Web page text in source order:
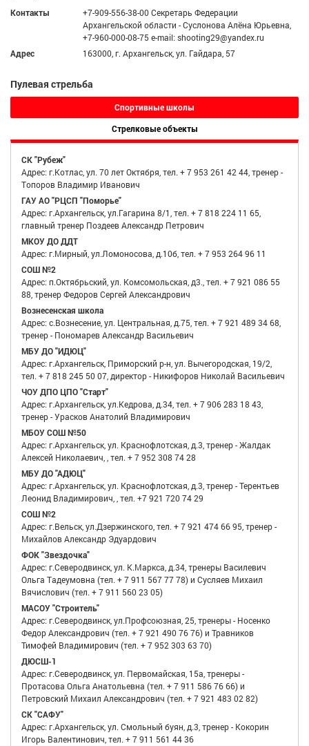
Контакты
+7-909-556-38-00 Секретарь Федерации
Архангельской области - Суслонова Алёна Юрьевна,
+7-960-000-08-75 e-mail: shooting29@yandex.ru
Адрес
163000, г. Архангельск, ул. Гайдара, 57
Пулевая стрельба
Спортивные школы
Стрелковые объекты
СК "Рубеж"
Адрес: г.Котлас, ул. 70 лет Октября, тел. + 7 953 261 42 44, тренер -
Топоров Владимир Иванович
ГАУ АО "РЦСП "Поморье"
Адрес: г.Архангельск, ул.Гагарина 8/1, тел. + 7 818 224 11 65,
главный тренер Поздеев Александр Петрович
МКОУ ДО ДДТ
Адрес: г.Мирный, ул.Ломоносова, д.10б, тел. + 7 953 264 96 11
СОШ №2
Адрес: п.Октябрьский, ул. Комсомольская, д3., тел. + 7 921 086 55
88, тренер Федоров Сергей Александрович
Вознесенская школа
Адрес: с.Вознесение, ул. Центральная, д.75, тел. + 7 921 489 34 68,
тренер - Пономарев Александр Васильевич
МБУ ДО "ИДЮЦ"
Адрес: г.Архангельск, Приморский р-н, ул. Вычегородская, 19/2,
тел. + 7 818 245 50 07, директор - Никифоров Николай Васильевич
ЧОУ ДПО ЦПО "Старт"
Адрес: г.Архангельск, ул.Кедрова, д.34, тел. + 7 906 283 18 43,
тренер - Урасков Анатолий Владимирович
МБОУ СОШ №50
Адрес: г.Архангельск, ул. Краснофлотская, д.3, тренер - Жалдак
Алексей Николаевич, , тел. + 7 952 308 74 28
МБУ ДО "АДЮЦ"
Адрес: г.Архангельск, ул. Краснофлотская, д.3, тренер - Терентьев
Леонид Владимирович, , тел. +7 921 720 74 29
СОШ №2
Адрес: г.Вельск, ул.Дзержинского, тел. + 7 921 474 66 95, тренер -
Михайлов Александр Эдуардович
ФОК "Звездочка"
Адрес: г.Северодвинск, ул. К.Маркса, д.34, тренеры Василевич
Ольга Тадеумовна (тел. + 7 911 567 77 78) и Сусляев Михаил
Вячислович (тел. + 7 911 560 23 05)
МАСОУ "Строитель"
Адрес: г.Северодвинск, ул.Профсоюзная, 25, тренеры - Носенко
Федор Александрович (тел. + 7 921 490 76 76) и Травников
Тимофей Владимирович (тел. + 7 952 303 63 70)
ДЮСШ-1
Адрес: г.Северодвинск, ул. Первомайская, 15а, тренеры -
Протасова Ольга Анатольевна (тел. + 7 911 586 76 66) и
Петровский Михаил Александрович (тел. + 7 921 483 02 82)
СК "САФУ"
Адрес: г.Архангельск, ул. Смольный буян, д.3, тренер - Кокорин
Игорь Валентинович, тел. + 7 911 561 44 36